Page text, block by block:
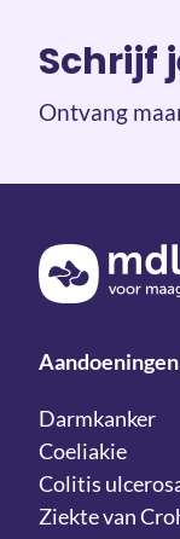
Schrijf
Ontvang
Terug naar de
Aandoeningen
Darmkanker
Coeliakie
Colitis
Ziekte van